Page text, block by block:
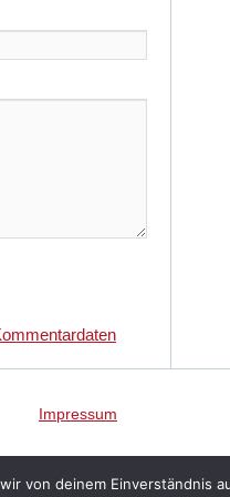
Impressum
Proudly
von deinem Einverständnis